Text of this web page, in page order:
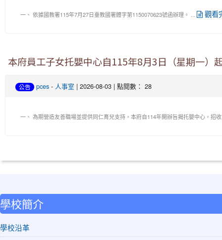
一、 依據國教署115年7月27日臺教國署體字第1150070623號函辦理。 ... 觀看
本府員工子女托嬰中心自115年8月3日（星期一）
公告 pces - 人事室 | 2026-08-03 | 點閱數： 28
一、 為期營造友善職場並提供同仁育兒支持，本府自114年開辦旨揭托嬰中心，招
學校簡介
學校沿革